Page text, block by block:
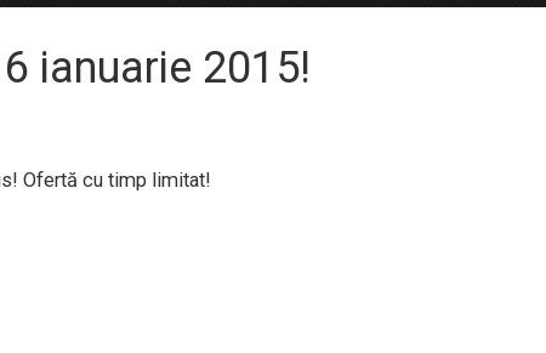
ianuarie 2015!
Ofertă cu timp limitat!